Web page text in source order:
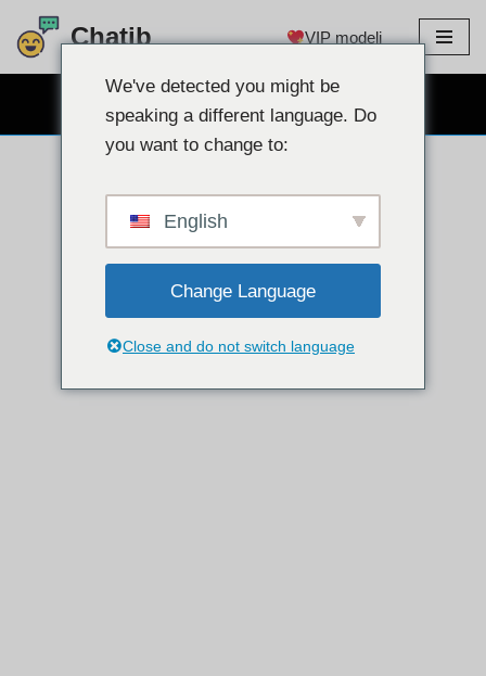
Preskoči
Chatib VIP modeli
We've detected you might be
speaking a different language. Do
you want to change to:
English
Change Language
Close and do not switch language